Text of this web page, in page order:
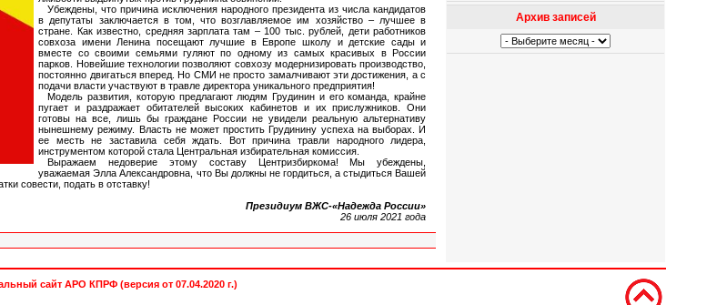
Убеждены, что причина исключения народного президента из числа кандидатов
в депутаты заключается в том, что возглавляемое им хозяйство – лучшее в
стране. Как известно, средняя зарплата там – 100 тыс. рублей, дети работников
совхоза имени Ленина посещают лучшие в Европе школу и детские сады и
вместе со своими семьями гуляют по одному из самых красивых в России
парков. Новейшие технологии позволяют совхозу модернизировать производство,
постоянно двигаться вперед. Но СМИ не просто замалчивают эти достижения, а с
подачи власти участвуют в травле директора уникального предприятия!
Модель развития, которую предлагают людям Грудинин и его команда, крайне
пугает и раздражает обитателей высоких кабинетов и их прислужников. Они
готовы на все, лишь бы граждане России не увидели реальную альтернативу
нынешнему режиму. Власть не может простить Грудинину успеха на выборах. И
ее месть не заставила себя ждать. Вот причина травли народного лидера,
инструментом которой стала Центральная избирательная комиссия.
Выражаем недоверие этому составу Центризбиркома! Мы убеждены,
уважаемая Элла Александровна, что Вы должны не гордиться, а стыдиться Вашей
совести, подать в отставку!
Президиум ВЖС-«Надежда России»
26 июля 2021 года
Архив записей
сайт АРО КПРФ (версия от 07.04.2020 г.)